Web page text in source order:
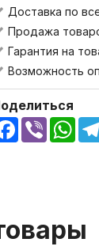
Доставка по
Продажа
Гарантия на
Возможность
Facebook
Viber